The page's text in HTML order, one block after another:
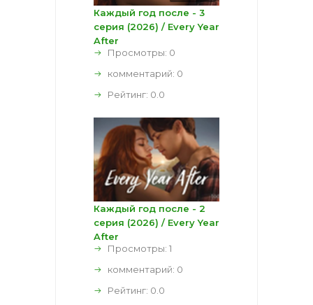
Каждый год после - 3
серия (2026) / Every Year
After
Просмотры: 0
комментарий: 0
Рейтинг: 0.0
Каждый год после - 2
серия (2026) / Every Year
After
Просмотры: 1
комментарий: 0
Рейтинг: 0.0